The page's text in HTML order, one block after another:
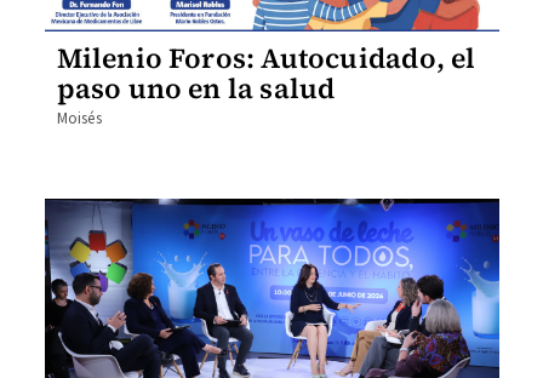
Milenio Foros: Autocuidado, el
paso uno en la salud
Moisés